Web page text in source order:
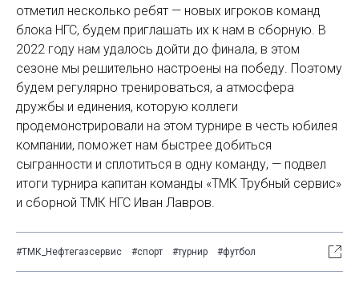
отметил несколько ребят — новых игроков команд
блока НГС, будем приглашать их к нам в сборную. В
2022 году нам удалось дойти до финала, в этом
сезоне мы решительно настроены на победу. Поэтому
будем регулярно тренироваться, а атмосфера
дружбы и единения, которую коллеги
продемонстрировали на этом турнире в честь юбилея
компании, поможет нам быстрее добиться
сыгранности и сплотиться в одну команду, — подвел
итоги турнира капитан команды «ТМК Трубный сервис»
и сборной ТМК НГС Иван Лавров.
#ТМК_Нефтегазсервис #спорт #турнир #футбол